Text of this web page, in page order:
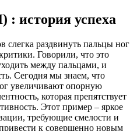
: история успеха
раздвинуть пальцы ног
Говорили, что это
между пальцами, и
Сегодня мы знаем, что
увеличивают опорную
которая препятствует
Этот пример – яркое
требующие смелости и
к совершенно новым